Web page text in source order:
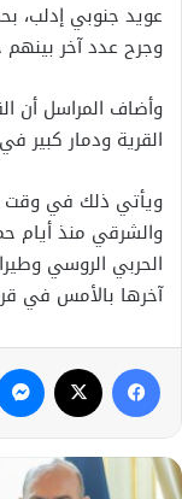
عويد جنوبي إدلب،
وجرح عدد آخر
وأضاف المراسل أن
القرية ودمار كبير
ويأتي ذلك في وقت
والشرقي منذ أيام
الحربي الروسي
آخرها بالأمس في
فيسبوك